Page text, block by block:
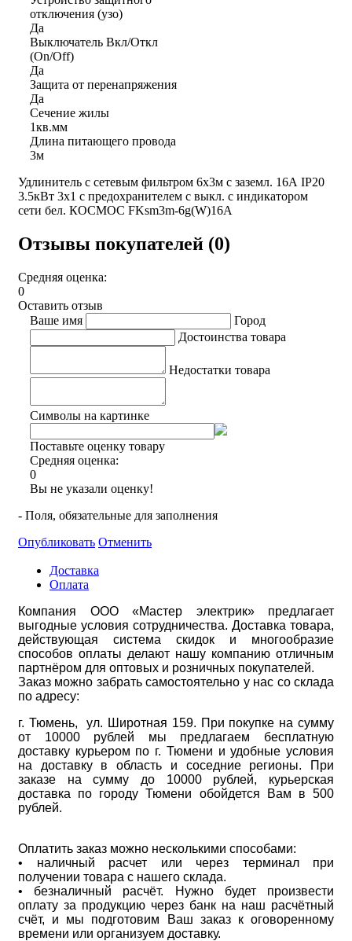
отключения (узо)
Да
Выключатель Вкл/Откл
(On/Off)
Да
Защита от перенапряжения
Да
Сечение жилы
1кв.мм
Длина питающего провода
3м
Удлинитель с сетевым фильтром 6х3м с заземл. 16А IP20
3.5кВт 3х1 с предохранителем с выкл. с индикатором
сети бел. КОСМОС FKsm3m-6g(W)16A
Отзывы покупателей (0)
Средняя оценка:
0
Оставить отзыв
Ваше имя
Город
Достоинства товара
Недостатки товара
Символы на картинке
Поставьте оценку товару
Средняя оценка:
0
Вы не указали оценку!
- Поля, обязательные для заполнения
Опубликовать Отменить
Доставка
Оплата
Компания ООО «Мастер электрик» предлагает
выгодные условия сотрудничества. Доставка товара,
действующая система скидок и многообразие
способов оплаты делают нашу компанию отличным
партнёром для оптовых и розничных покупателей.
Заказ можно забрать самостоятельно у нас со склада
по адресу:
г. Тюмень, ул. Широтная 159. При покупке на сумму
от 10000 рублей мы предлагаем бесплатную
доставку курьером по г. Тюмени и удобные условия
на доставку в область и соседние регионы. При
заказе на сумму до 10000 рублей, курьерская
доставка по городу Тюмени обойдется Вам в 500
рублей.
Оплатить заказ можно несколькими способами:
• наличный расчет или через терминал при
получении товара с нашего склада.
• безналичный расчёт. Нужно будет произвести
оплату за продукцию через банк на наш расчётный
счёт, и мы подготовим Ваш заказ к оговоренному
времени или организуем доставку.